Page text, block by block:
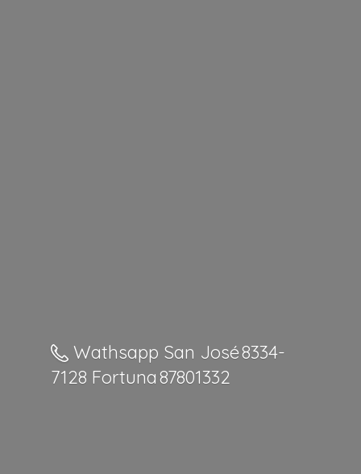
Wathsapp San José 8334-
7128 Fortuna 87801332